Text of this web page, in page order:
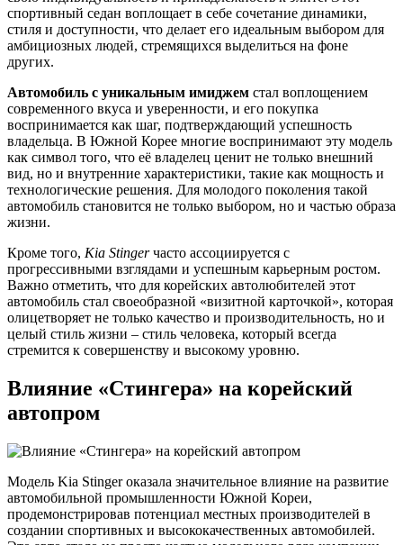
спортивный седан воплощает в себе сочетание динамики,
стиля и доступности, что делает его идеальным выбором для
амбициозных людей, стремящихся выделиться на фоне
других.
Автомобиль с уникальным имиджем стал воплощением
современного вкуса и уверенности, и его покупка
воспринимается как шаг, подтверждающий успешность
владельца. В Южной Корее многие воспринимают эту модель
как символ того, что её владелец ценит не только внешний
вид, но и внутренние характеристики, такие как мощность и
технологические решения. Для молодого поколения такой
автомобиль становится не только выбором, но и частью образа
жизни.
Кроме того, Kia Stingerчасто ассоциируется с
прогрессивными взглядами и успешным карьерным ростом.
Важно отметить, что для корейских автолюбителей этот
автомобиль стал своеобразной «визитной карточкой», которая
олицетворяет не только качество и производительность, но и
целый стиль жизни – стиль человека, который всегда
стремится к совершенству и высокому уровню.
Влияние «Стингера» на корейский
автопром
Модель Kia Stinger оказала значительное влияние на развитие
автомобильной промышленности Южной Кореи,
продемонстрировав потенциал местных производителей в
создании спортивных и высококачественных автомобилей.